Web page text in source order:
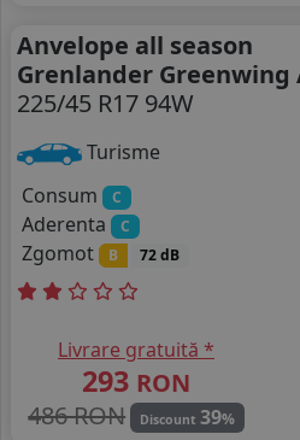
Anvelope all season
Grenlander Greenwing
225/45 R17 94W
Turisme
Consum
C
Aderenta C
Zgomot B 72 dB
Livrare gratuită *
293 RON
486 RON
Discount 39%